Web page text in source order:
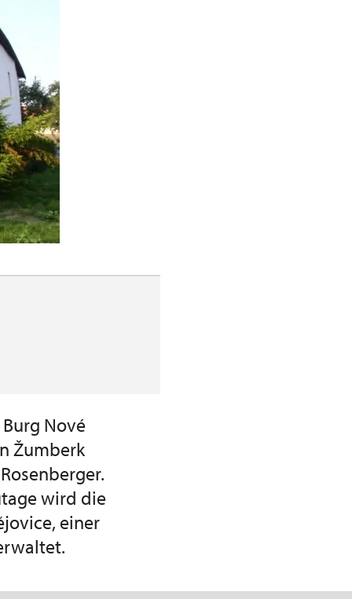
Nové
Žumberk
wird die
einer